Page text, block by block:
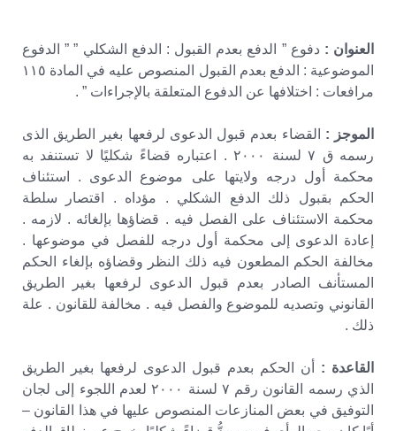
العنوان : دفوع ” الدفع بعدم القبول : الدفع الشكلي ” ” الدفوع
الموضوعية : الدفع بعدم القبول المنصوص عليه في المادة ١١٥
مرافعات : اختلافها عن الدفوع المتعلقة بالإجراءات ” .
الموجز : القضاء بعدم قبول الدعوى لرفعها بغير الطريق الذى
رسمه ق ٧ لسنة ٢٠٠٠ . اعتباره قضاءً شكليًا لا تستنفد به
محكمة أول درجه ولايتها على موضوع الدعوى . استئناف
الحكم بقبول ذلك الدفع الشكلي . مؤداه . اقتصار سلطة
محكمة الاستئناف على الفصل فيه . قضاؤها بإلغائه . لازمه .
إعادة الدعوى إلى محكمة أول درجه للفصل في موضوعها .
مخالفة الحكم المطعون فيه ذلك النظر وقضاؤه بإلغاء الحكم
المستأنف الصادر بعدم قبول الدعوى لرفعها بغير الطريق
القانوني وتصديه للموضوع والفصل فيه . مخالفة للقانون . علة
ذلك .
القاعدة : أن الحكم بعدم قبول الدعوى لرفعها بغير الطريق
الذي رسمه القانون رقم ٧ لسنة ٢٠٠٠ لعدم اللجوء إلى لجان
التوفيق في بعض المنازعات المنصوص عليها في هذا القانون –